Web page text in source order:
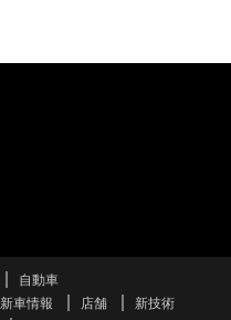
自動車
新車情報 店舗
新技術